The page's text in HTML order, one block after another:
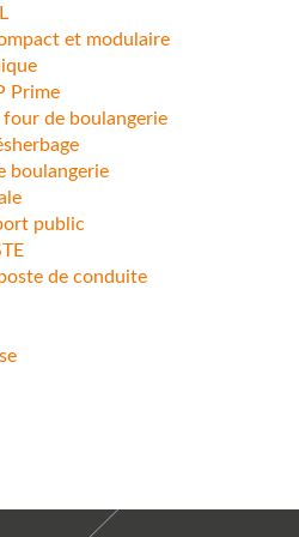
et modulaire
Prime
de boulangerie
boulangerie
public
de conduite